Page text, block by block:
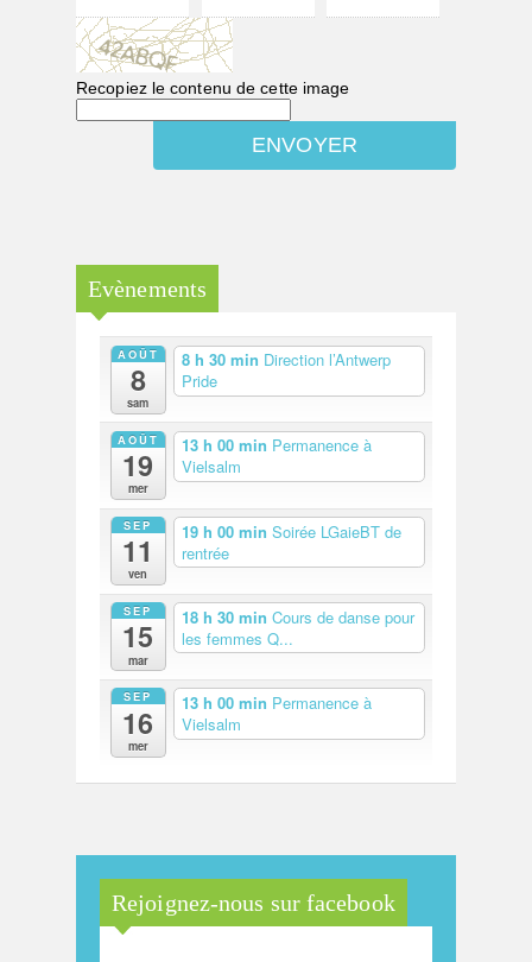
Recopiez le contenu de cette image
Evènements
AOÛT
8
sam
8 h 30 min Direction l’Antwerp
Pride
AOÛT
19
mer
13 h 00 min Permanence à
Vielsalm
SEP
11
ven
19 h 00 min Soirée LGaieBT de
rentrée
SEP
15
mar
18 h 30 min Cours de danse pour
les femmes Q...
SEP
16
mer
13 h 00 min Permanence à
Vielsalm
Rejoignez-nous sur facebook